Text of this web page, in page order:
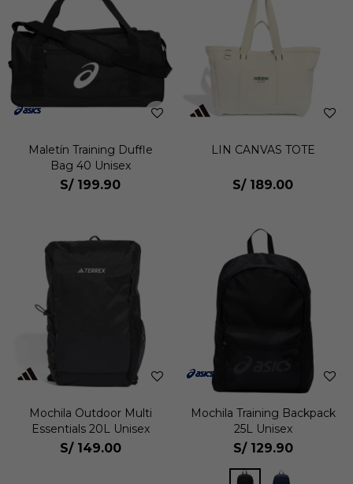
Maletín Training Duffle
Bag 40 Unisex
S/ 199.90
LIN CANVAS TOTE
S/ 189.00
Mochila Outdoor Multi
Essentials 20L Unisex
S/ 149.00
Mochila Training Backpack
25L Unisex
S/ 129.90